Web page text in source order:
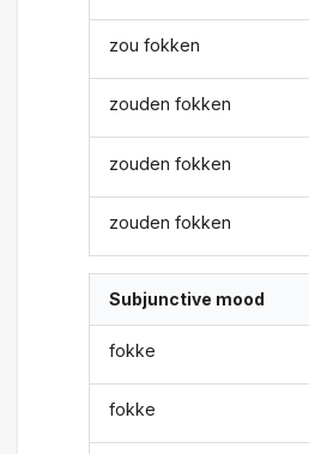
zou fokken
zouden fokken
zouden fokken
zouden fokken
Subjunctive mood
fokke
fokke